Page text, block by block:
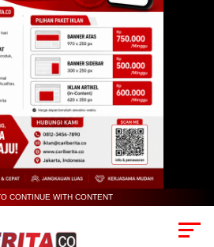
CONTINUE WITH CONTENT